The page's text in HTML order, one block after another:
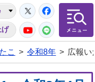
げ
Twitter
YouTube
LINE
こ > 令和8年 > 広報